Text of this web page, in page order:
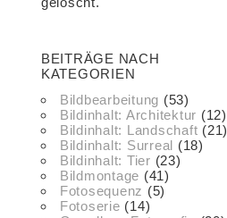
BEITRÄGE NACH
KATEGORIEN
Bildbearbeitung (53)
Bildinhalt: Architektur (12)
Bildinhalt: Landschaft (21)
Bildinhalt: Surreal (18)
Bildinhalt: Tier (23)
Bildmontage (41)
Fotosequenz (5)
Fotoserie (14)